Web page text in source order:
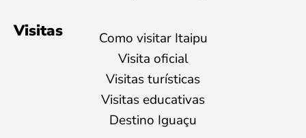
Visitas
Como visitar Itaipu
Visita oficial
Visitas turísticas
Visitas educativas
Destino Iguaçu